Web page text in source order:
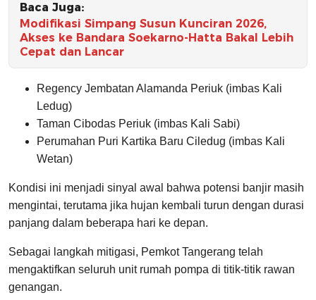
Baca Juga:
Modifikasi Simpang Susun Kunciran 2026,
Akses ke Bandara Soekarno-Hatta Bakal Lebih
Cepat dan Lancar
Regency Jembatan Alamanda Periuk (imbas Kali
Ledug)
Taman Cibodas Periuk (imbas Kali Sabi)
Perumahan Puri Kartika Baru Ciledug (imbas Kali
Wetan)
Kondisi ini menjadi sinyal awal bahwa potensi banjir masih
mengintai, terutama jika hujan kembali turun dengan durasi
panjang dalam beberapa hari ke depan.
Sebagai langkah mitigasi, Pemkot Tangerang telah
mengaktifkan seluruh unit rumah pompa di titik-titik rawan
genangan.